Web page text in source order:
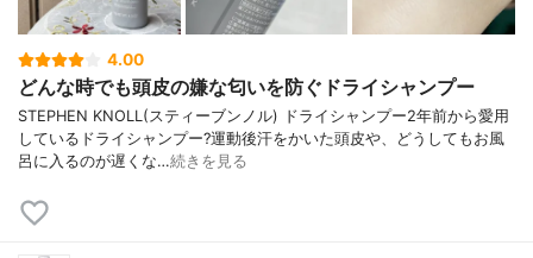
4.00
どんな時でも頭皮の嫌な匂いを防ぐドライシャンプー
STEPHEN KNOLL(スティーブンノル) ドライシャンプー2年前から愛用
しているドライシャンプー?運動後汗をかいた頭皮や、どうしてもお風
呂に入るのが遅くな…続きを見る